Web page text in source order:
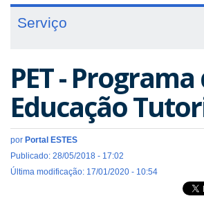
Serviço
PET - Programa
Educação
por Portal ESTES
Publicado: 28/05/2018 - 17:02
Última modificação: 17/01/2020 - 10:54